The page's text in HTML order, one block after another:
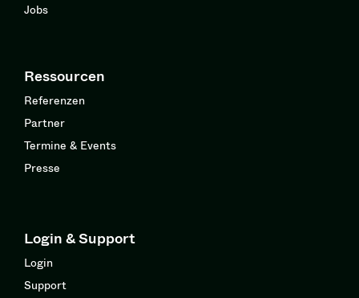
Jobs
Ressourcen
Referenzen
Partner
Termine & Events
Presse
Login & Support
Login
Support